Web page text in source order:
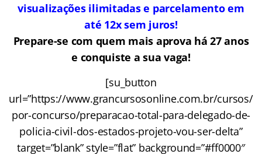
visualizações ilimitadas e parcelamento em
até 12x sem juros!
Prepare-se com quem mais aprova há 27 anos
e conquiste a sua vaga!
[su_button
url=”https://www.grancursosonline.com.br/cursos/
por-concurso/preparacao-total-para-delegado-de-
policia-civil-dos-estados-projeto-vou-ser-delta”
target=”blank” style=”flat” background=”#ff0000″